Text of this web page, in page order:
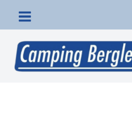
Inhalt
springen